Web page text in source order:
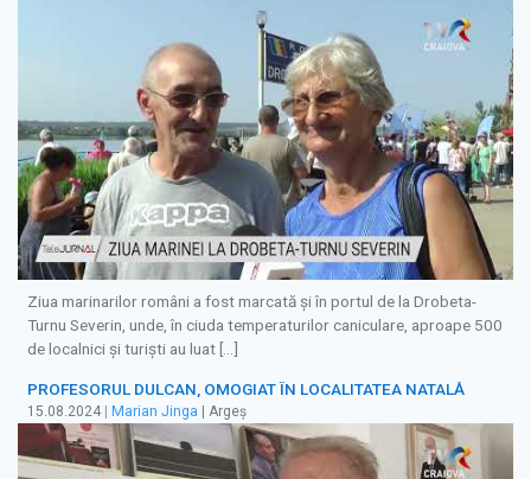
Ziua marinarilor români a fost marcată și în portul de la Drobeta-
Turnu Severin, unde, în ciuda temperaturilor caniculare, aproape 500
de localnici şi turiști au luat […]
PROFESORUL DULCAN, OMOGIAT ÎN LOCALITATEA NATALĂ
15.08.2024 Marian Jinga | Argeș